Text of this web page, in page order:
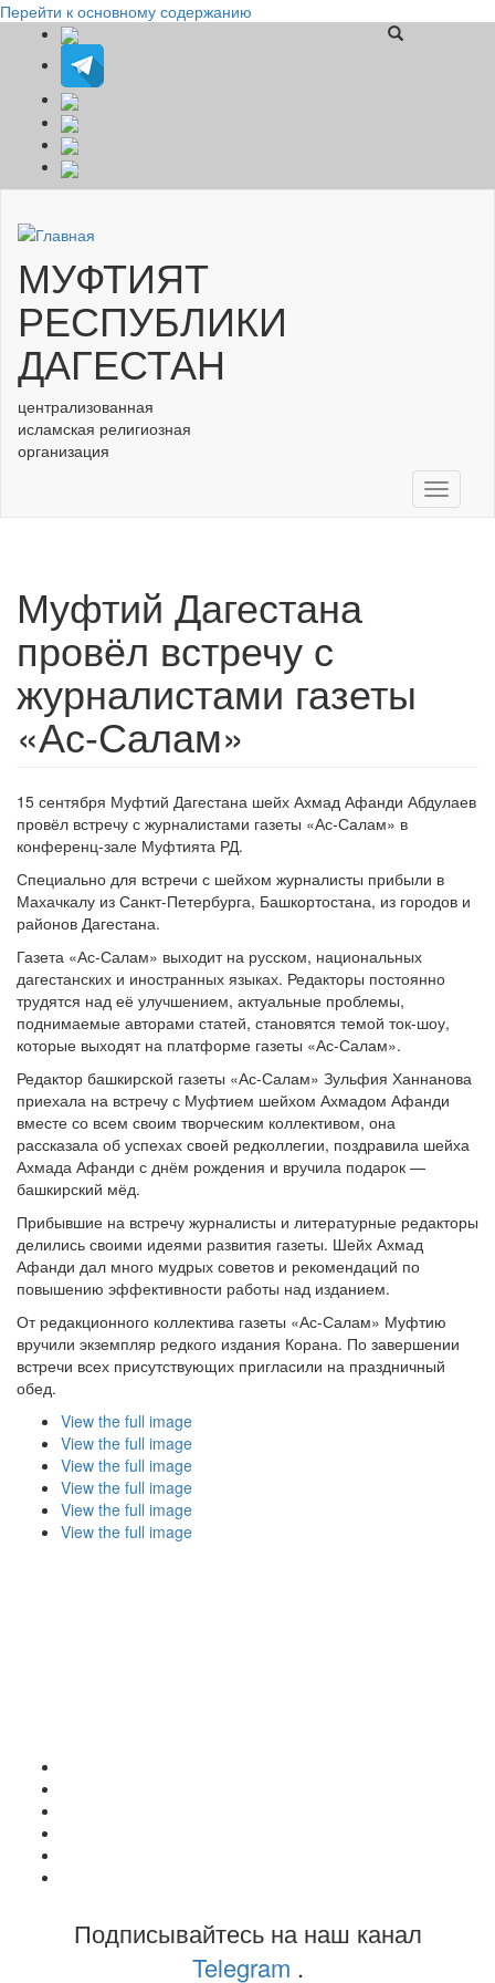
Перейти к основному содержанию
МУФТИЯТ
РЕСПУБЛИКИ
ДАГЕСТАН
централизованная
исламская религиозная
организация
Toggle
Муфтий Дагестана
провёл встречу с
журналистами газеты
«Ас-Салам»
15 сентября Муфтий Дагестана шейх Ахмад Афанди Абдулаев
провёл встречу с журналистами газеты «Ас-Салам» в
конференц-зале Муфтията РД.
Специально для встречи с шейхом журналисты прибыли в
Махачкалу из Санкт-Петербурга, Башкортостана, из городов и
районов Дагестана.
Газета «Ас-Салам» выходит на русском, национальных
дагестанских и иностранных языках. Редакторы постоянно
трудятся над её улучшением, актуальные проблемы,
поднимаемые авторами статей, становятся темой ток-шоу,
которые выходят на платформе газеты «Ас-Салам».
Редактор башкирской газеты «Ас-Салам» Зульфия Ханнанова
приехала на встречу с Муфтием шейхом Ахмадом Афанди
вместе со всем своим творческим коллективом, она
рассказала об успехах своей редколлегии, поздравила шейха
Ахмада Афанди с днём рождения и вручила подарок —
башкирский мёд.
Прибывшие на встречу журналисты и литературные редакторы
делились своими идеями развития газеты. Шейх Ахмад
Афанди дал много мудрых советов и рекомендаций по
повышению эффективности работы над изданием.
От редакционного коллектива газеты «Ас-Салам» Муфтию
вручили экземпляр редкого издания Корана. По завершении
встречи всех присутствующих пригласили на праздничный
обед.
View the full image
View the full image
View the full image
View the full image
View the full image
View the full image
Подписывайтесь на наш канал
Telegram .